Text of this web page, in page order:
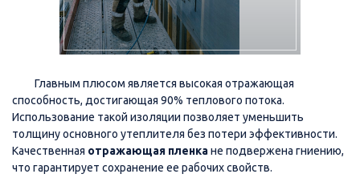
Главным плюсом является высокая отражающая
способность, достигающая 90% теплового потока.
Использование такой изоляции позволяет уменьшить
толщину основного утеплителя без потери эффективности.
Качественная отражающая пленкане подвержена гниению,
что гарантирует сохранение ее рабочих свойств.